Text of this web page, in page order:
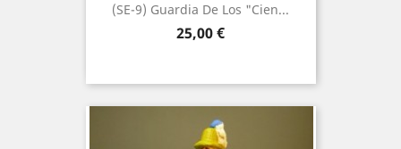
(SE-9) Guardia De Los "Cien...
Precio
25,00 €